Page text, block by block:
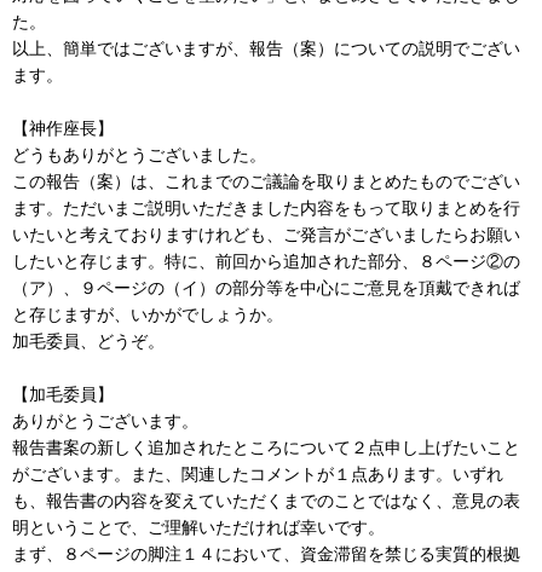
た。
以上、簡単ではございますが、報告（案）についての説明でござい
ます。
【神作座長】
どうもありがとうございました。
この報告（案）は、これまでのご議論を取りまとめたものでござい
ます。ただいまご説明いただきました内容をもって取りまとめを行
いたいと考えておりますけれども、ご発言がございましたらお願い
したいと存じます。特に、前回から追加された部分、８ページ②の
（ア）、９ページの（イ）の部分等を中心にご意見を頂戴できれば
と存じますが、いかがでしょうか。
加毛委員、どうぞ。
【加毛委員】
ありがとうございます。
報告書案の新しく追加されたところについて２点申し上げたいこと
がございます。また、関連したコメントが１点あります。いずれ
も、報告書の内容を変えていただくまでのことではなく、意見の表
明ということで、ご理解いただければ幸いです。
まず、８ページの脚注１４において、資金滞留を禁じる実質的根拠